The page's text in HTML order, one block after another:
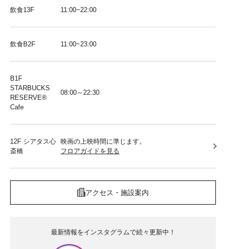
飲食13F 11:00~22:00
飲食B2F 11:00~23:00
B1F
STARBUCKS
RESERVE®︎
Cafe
08:00～22:30
12F シアタス心
斎橋
映画の上映時間に準じます。
フロアガイドを見る
アクセス・施設案内
最新情報をインスタグラムで続々更新中！